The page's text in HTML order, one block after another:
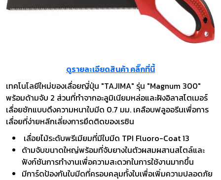
ดูรายละเอียดสินค้า คลิ๊กที่นี้
เทคโนโลยีใหม่ของเลื่อยญี่ปุ่น "TAJIMA" รุ่น "Magnum 300"
พร้อมด้ามจับ 2 ส่วนที่ทำจากอะลูมิเนียมหล่อและฝังอิลาสโตเมอร์
เลื่อยชักแบบดึงความหนาใบมีด 0.7 มม. เคลือบฟลูออรีนเพื่อการ
เลื่อยที่ง่ายหลีกเลี่ยงการยึดติดของเรซิน
เลื่อยไม้ระดับพรีเมียมที่มีใบมีด TPI Fluoro-Coat 13
ด้ามจับขนาดใหญ่พร้อมที่จับยางในตัวผสมผสานสไตล์และ
ฟังก์ชันการทำงานเพื่อความสะดวกในการใช้งานมากขึ้น
มีการ์ดป้องกันใบมีดที่ครอบคลุมทั้งใบเพื่อเพิ่มความปลอดภัย